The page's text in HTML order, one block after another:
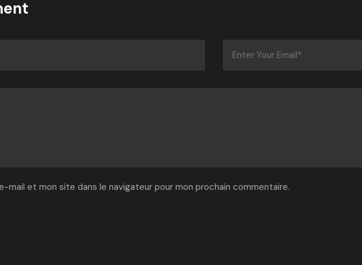
mail et mon site dans le navigateur pour mon prochain commentaire.